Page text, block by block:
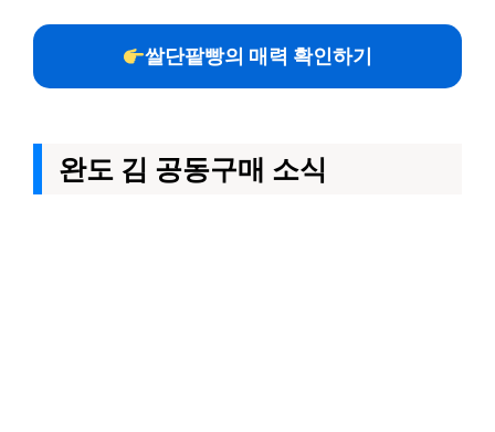
쌀단팥빵의 매력 확인하기
완도 김 공동구매 소식